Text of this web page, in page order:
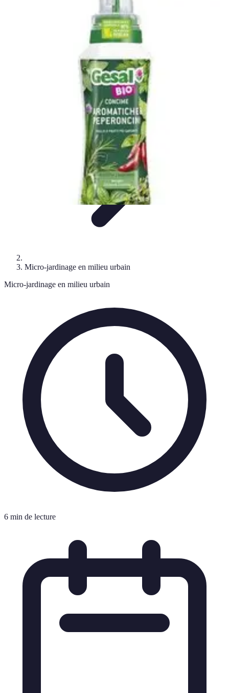
ComparatifsIntroduction
Micro Jardinage Urbain
Micro-jardinage en milieu urbain
Micro-jardinage en milieu urbain
6 min de lecture